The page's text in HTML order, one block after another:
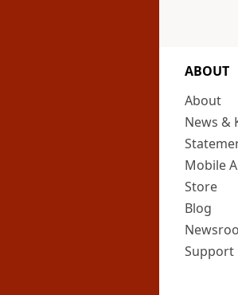
ABOUT
About
News &
Mobile
Store
Blog
Support